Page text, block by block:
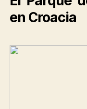
en Croacia